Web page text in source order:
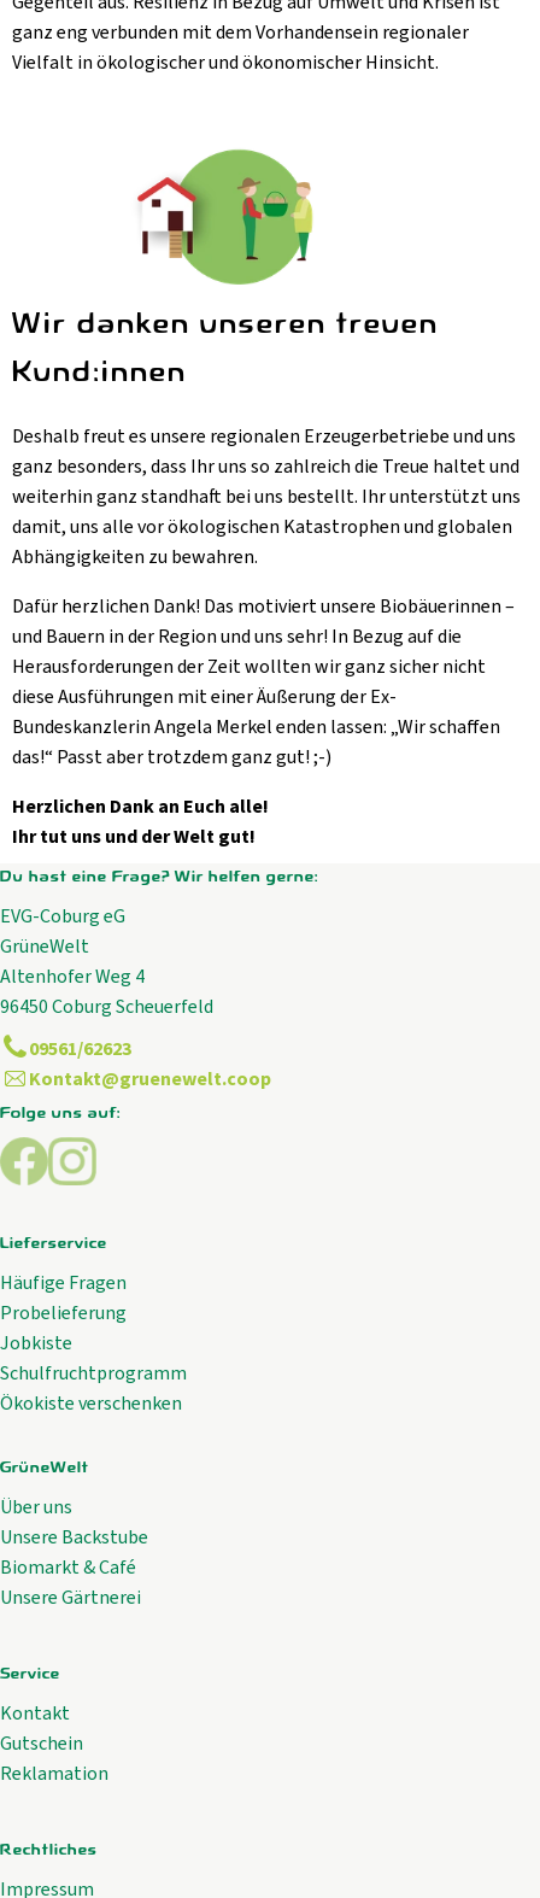
ganz eng verbunden mit dem Vorhandensein regionaler
Vielfalt in ökologischer und ökonomischer Hinsicht.
Wir danken unseren treuen
Kund:innen
Deshalb freut es unsere regionalen Erzeugerbetriebe und uns
ganz besonders, dass Ihr uns so zahlreich die Treue haltet und
weiterhin ganz standhaft bei uns bestellt. Ihr unterstützt uns
damit, uns alle vor ökologischen Katastrophen und globalen
Abhängigkeiten zu bewahren.
Dafür herzlichen Dank! Das motiviert unsere Biobäuerinnen –
und Bauern in der Region und uns sehr! In Bezug auf die
Herausforderungen der Zeit wollten wir ganz sicher nicht
diese Ausführungen mit einer Äußerung der Ex-
Bundeskanzlerin Angela Merkel enden lassen: „Wir schaffen
das!“ Passt aber trotzdem ganz gut! ;-)
Herzlichen Dank an Euch alle!
Ihr tut uns und der Welt gut!
Du hast eine Frage? Wir helfen gerne:
EVG-Coburg eG
GrüneWelt
Altenhofer Weg 4
96450 Coburg Scheuerfeld
09561/62623
Kontakt@gruenewelt.coop
Folge uns auf:
Externer Link zu https://www.facebook.com/
Externer Link zu https://www.instagram.com/
Lieferservice
Häufige Fragen
Probelieferung
Jobkiste
Schulfruchtprogramm
Ökokiste verschenken
GrüneWelt
Über uns
Unsere Backstube
Biomarkt & Café
Unsere Gärtnerei
Service
Kontakt
Gutschein
Reklamation
Rechtliches
Impressum